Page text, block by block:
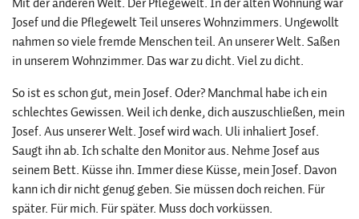
Josef und die Pflegewelt Teil unseres Wohnzimmers. Ungewollt
nahmen so viele fremde Menschen teil. An unserer Welt. Saßen
in unserem Wohnzimmer. Das war zu dicht. Viel zu dicht.
So ist es schon gut, mein Josef. Oder? Manchmal habe ich ein
schlechtes Gewissen. Weil ich denke, dich auszuschließen, mein
Josef. Aus unserer Welt. Josef wird wach. Uli inhaliert Josef.
Saugt ihn ab. Ich schalte den Monitor aus. Nehme Josef aus
seinem Bett. Küsse ihn. Immer diese Küsse, mein Josef. Davon
kann ich dir nicht genug geben. Sie müssen doch reichen. Für
später. Für mich. Für später. Muss doch vorküssen.